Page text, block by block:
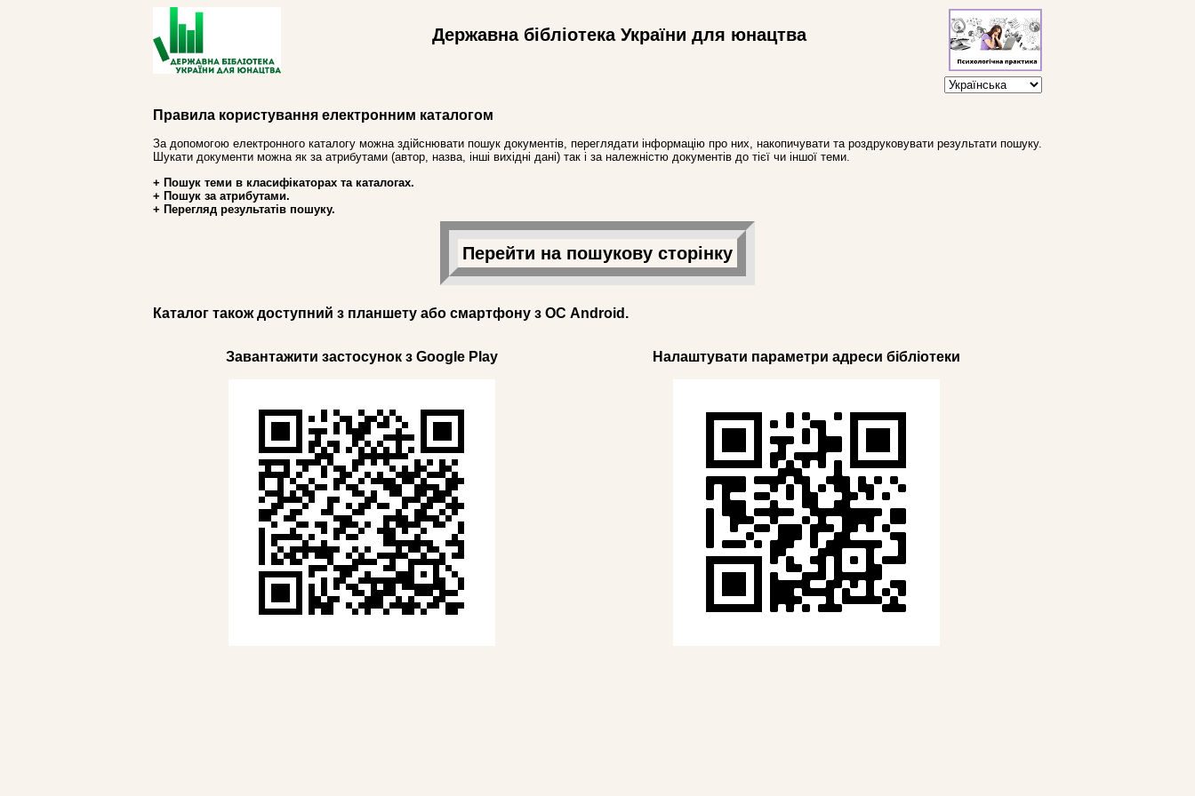
Державна бібліотека України для юнацтва
Правила користування електронним каталогом
За допомогою електронного каталогу можна здійснювати пошук документів, переглядати інформацію про них, накопичувати та роздруковувати результати пошуку.
Шукати документи можна як за атрибутами (автор, назва, інші вихідні дані) так і за належністю документів до тієї чи іншої теми.
+ Пошук теми в класифікаторах та каталогах.
+ Пошук за атрибутами.
+ Перегляд результатів пошуку.
Перейти на пошукову сторінку
Каталог також доступний з планшету або смартфону з ОС Android.
Завантажити застосунок з Google Play Налаштувати параметри адреси бібліотеки